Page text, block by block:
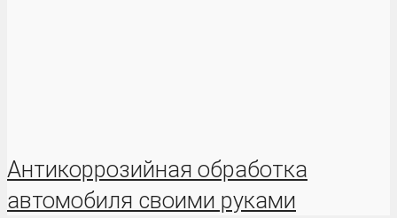
Антикоррозийная обработка
автомобиля своими руками